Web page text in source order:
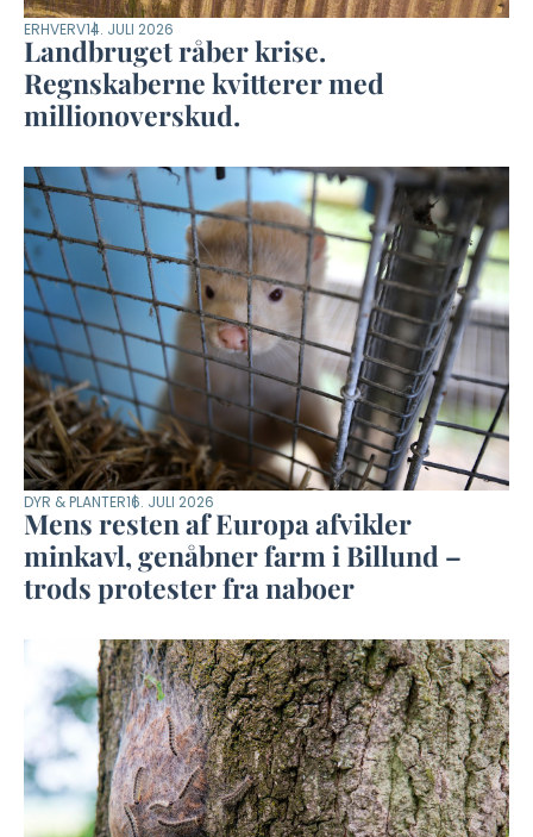
ERHVERV14. JULI 2026
Landbruget råber krise.
Regnskaberne kvitterer med
millionoverskud.
DYR & PLANTER16. JULI 2026
Mens resten af Europa afvikler
minkavl, genåbner farm i Billund –
trods protester fra naboer